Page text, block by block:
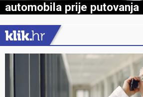
automobila prije putovanja